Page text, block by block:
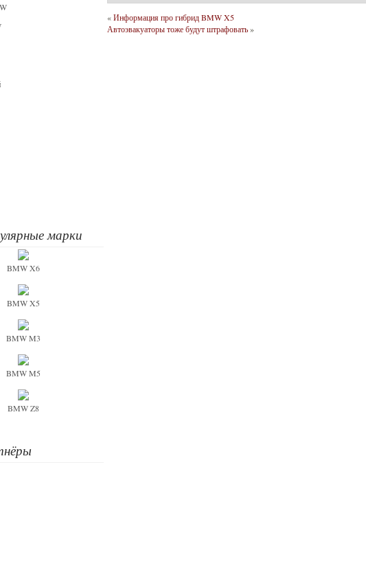
марки
BMW X6
BMW X5
BMW M3
BMW M5
BMW Z8
«Информация про гибрид BMW X5
Автоэвакуаторы тоже будут штрафовать»